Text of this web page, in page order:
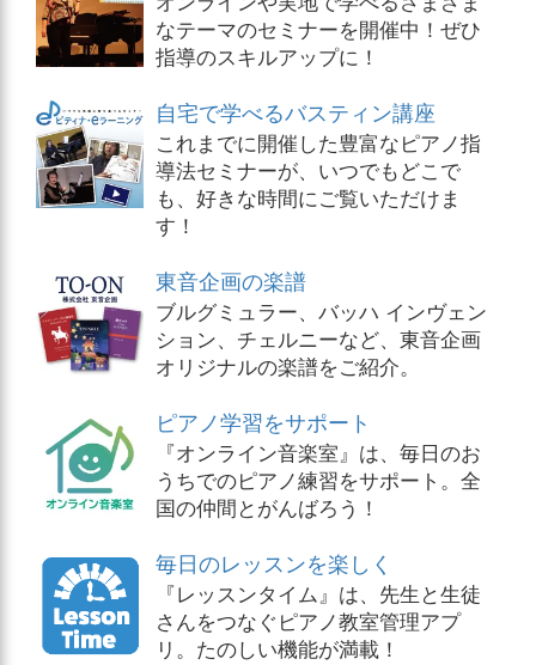
なテーマのセミナーを開催中！ぜひ
指導のスキルアップに！
自宅で学べるバスティン講座
これまでに開催した豊富なピアノ指
導法セミナーが、いつでもどこで
も、好きな時間にご覧いただけま
す！
東音企画の楽譜
ブルグミュラー、バッハ インヴェン
ション、チェルニーなど、東音企画
オリジナルの楽譜をご紹介。
ピアノ学習をサポート
『オンライン音楽室』は、毎日のお
うちでのピアノ練習をサポート。全
国の仲間とがんばろう！
毎日のレッスンを楽しく
『レッスンタイム』は、先生と生徒
さんをつなぐピアノ教室管理アプ
リ。たのしい機能が満載！